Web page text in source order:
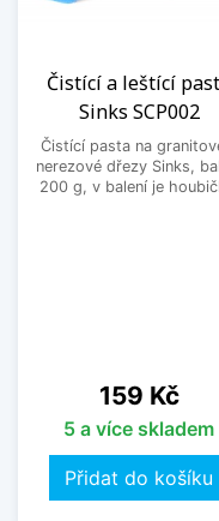
Čistící a leštící
Sinks SCP002
Čistící pasta na
nerezové dřezy Sinks,
200 g, v balení je
Cena
159 Kč
5 a více skladem
Přidat do košíku